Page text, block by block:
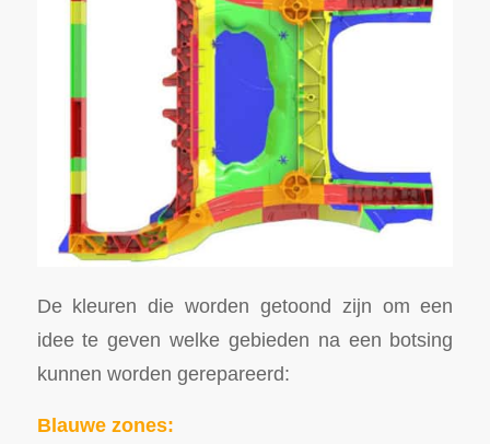
De kleuren die worden getoond zijn om een
idee te geven welke gebieden na een botsing
kunnen worden gerepareerd:
Blauwe zones: